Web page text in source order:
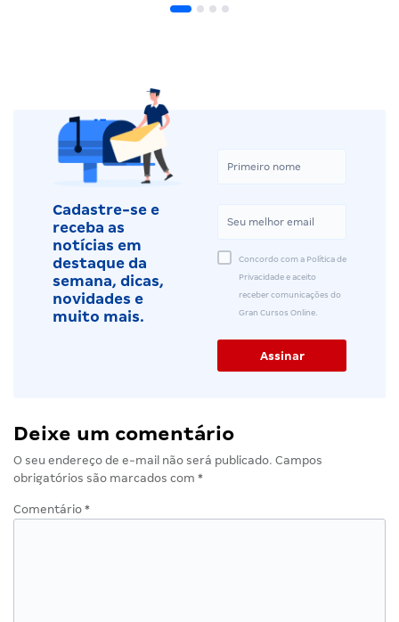
Cadastre-se e
receba as
notícias em
destaque da
semana, dicas,
novidades e
muito mais.
Concordo com a Política de
Privacidade e aceito
receber comunicações do
Gran Cursos Online.
Deixe um comentário
O seu endereço de e-mail não será publicado. Campos
obrigatórios são marcados com *
Comentário *